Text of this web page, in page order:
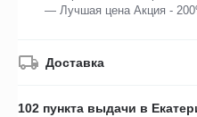
— Лучшая цена Акция -
Доставка
102 пункта выдачи в